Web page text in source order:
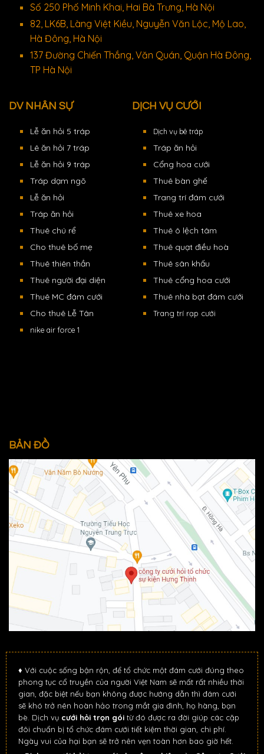
Số 250 Phố Minh Khai, Hai Bà Trưng, Hà Nội
82, LK6B, Làng Việt Kiều, Nguyễn Văn Lộc, Mộ Lao,
Hà Đông, Hà Nội
137 Đường Chiến Thắng, Văn Quán, Quận Hà Đông,
TP Hà Nội
DV NHÂN SỰ
Lễ ăn hỏi 5 tráp
Lê ăn hỏi 7 tráp
Lễ ăn hỏi 9 tráp
Tráp dạm ngõ
Lễ ăn hỏi
Tráp ăn hỏi
Thuê chú rể
Cho thuê bố mẹ
Thuê thiên thần
Thuê người đại diện
Thuê MC đám cưới
Cho thuê Lễ Tân
nike air force 1
DỊCH VỤ CƯỚI
Dịch vụ bê tráp
Tráp ăn hỏi
Cổng hoa cưới
Thuê bàn ghế
Trang trí đám cưới
Thuê xe hoa
Thuê ô lệch tâm
Thuê quạt điều hoà
Thuê sân khấu
Thuê cổng hoa cưới
Thuê nhà bạt đám cưới
Trang trí rạp cưới
BẢN ĐỒ
♦ Với cuộc sống bận rộn, để tổ chức một đám cưới đúng theo
phong tục cổ truyền của người Việt Nam sẽ mất rất nhiều thời
gian, đặc biệt nếu bạn không được hướng dẫn thì đám cưới
sẽ khó trở nên hoàn hảo trong mắt gia đình, họ hàng, bạn
bè. Dịch vụ cưới hỏi trọn gói từ đó được ra đời giúp các cặp
đôi chuẩn bị tổ chức đám cưới tiết kiệm thời gian, chi phí.
Ngày vui của hại bạn sẽ trở nên vẹn toàn hơn bao giờ hết.